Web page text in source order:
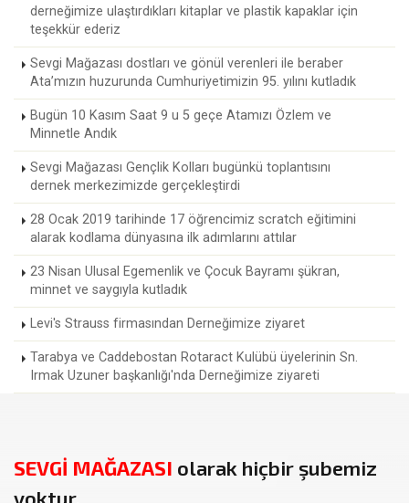
derneğimize ulaştırdıkları kitaplar ve plastik kapaklar için
teşekkür ederiz
Sevgi Mağazası dostları ve gönül verenleri ile beraber
Ata’mızın huzurunda Cumhuriyetimizin 95. yılını kutladık
Bugün 10 Kasım Saat 9 u 5 geçe Atamızı Özlem ve
Minnetle Andık
Sevgi Mağazası Gençlik Kolları bugünkü toplantısını
dernek merkezimizde gerçekleştirdi
28 Ocak 2019 tarihinde 17 öğrencimiz scratch eğitimini
alarak kodlama dünyasına ilk adımlarını attılar
23 Nisan Ulusal Egemenlik ve Çocuk Bayramı şükran,
minnet ve saygıyla kutladık
Levi's Strauss firmasından Derneğimize ziyaret
Tarabya ve Caddebostan Rotaract Kulübü üyelerinin Sn.
Irmak Uzuner başkanlığı'nda Derneğimize ziyareti
SEVGİ MAĞAZASI olarak hiçbir şubemiz
yoktur.